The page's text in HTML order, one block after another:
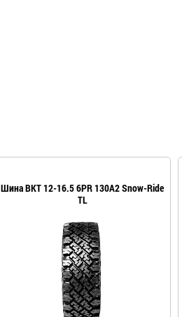
Шина BKT 12-16.5 6PR 130A2 Snow-Ride
TL